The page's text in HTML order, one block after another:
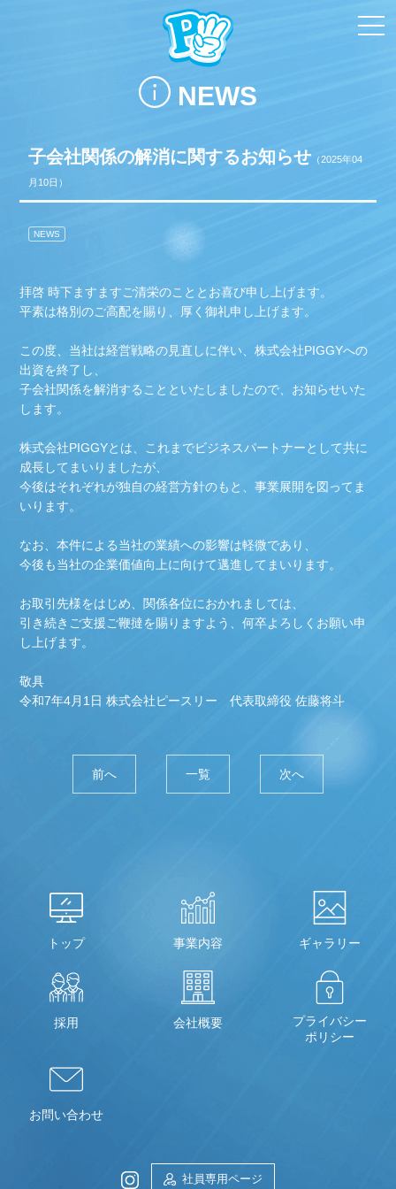
NEWS
子会社関係の解消に関するお知らせ （2025年04
月10日）
NEWS
拝啓 時下ますますご清栄のこととお喜び申し上げます。
平素は格別のご高配を賜り、厚く御礼申し上げます。
この度、当社は経営戦略の見直しに伴い、株式会社PIGGYへの
出資を終了し、
子会社関係を解消することといたしましたので、お知らせいた
します。
株式会社PIGGYとは、これまでビジネスパートナーとして共に
成長してまいりましたが、
今後はそれぞれが独自の経営方針のもと、事業展開を図ってま
いります。
なお、本件による当社の業績への影響は軽微であり、
今後も当社の企業価値向上に向けて邁進してまいります。
お取引先様をはじめ、関係各位におかれましては、
引き続きご支援ご鞭撻を賜りますよう、何卒よろしくお願い申
し上げます。
敬具
令和7年4月1日 株式会社ピースリー 代表取締役 佐藤将斗
前へ 一覧 次へ
トップ 事業内容 ギャラリー
採用 会社概要
プライバシー
ポリシー
お問い合わせ
社員専用ページ